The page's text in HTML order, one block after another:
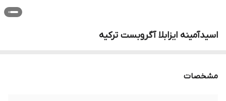
اسیدآمینه ایزابلا آگروبست ترکیه
مشخصات